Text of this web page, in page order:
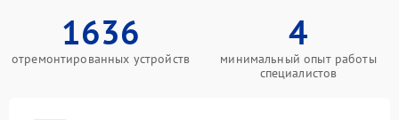
1636
отремонтированных устройств
4
минимальный опыт работы
специалистов